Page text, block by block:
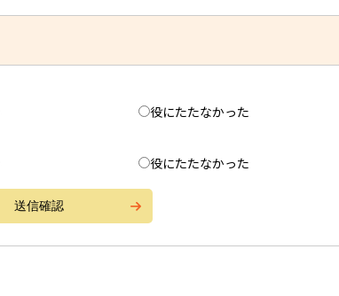
役にたたなかった
役にたたなかった